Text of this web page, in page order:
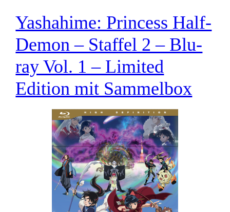
Yashahime: Princess Half-
Demon – Staffel 2 – Blu-
ray Vol. 1 – Limited
Edition mit Sammelbox